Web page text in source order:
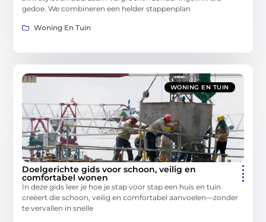
gedoe. We combineren een helder stappenplan
Woning En Tuin
WONING EN TUIN
Doelgerichte gids voor schoon, veilig en
comfortabel wonen
In deze gids leer je hoe je stap voor stap een huis en tuin
creëert die schoon, veilig en comfortabel aanvoelen—zonder
te vervallen in snelle